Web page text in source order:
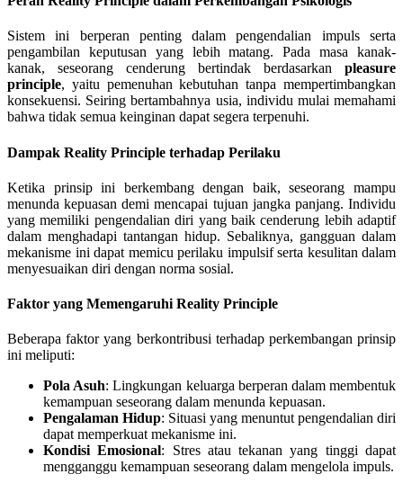
Sistem ini berperan penting dalam pengendalian impuls serta
pengambilan keputusan yang lebih matang. Pada masa kanak-
kanak, seseorang cenderung bertindak berdasarkan pleasure
principle, yaitu pemenuhan kebutuhan tanpa mempertimbangkan
konsekuensi. Seiring bertambahnya usia, individu mulai memahami
bahwa tidak semua keinginan dapat segera terpenuhi.
Dampak Reality Principle terhadap Perilaku
Ketika prinsip ini berkembang dengan baik, seseorang mampu
menunda kepuasan demi mencapai tujuan jangka panjang. Individu
yang memiliki pengendalian diri yang baik cenderung lebih adaptif
dalam menghadapi tantangan hidup. Sebaliknya, gangguan dalam
mekanisme ini dapat memicu perilaku impulsif serta kesulitan dalam
menyesuaikan diri dengan norma sosial.
Faktor yang Memengaruhi Reality Principle
Beberapa faktor yang berkontribusi terhadap perkembangan prinsip
ini meliputi:
Pola Asuh: Lingkungan keluarga berperan dalam membentuk
kemampuan seseorang dalam menunda kepuasan.
Pengalaman Hidup: Situasi yang menuntut pengendalian diri
dapat memperkuat mekanisme ini.
Kondisi Emosional: Stres atau tekanan yang tinggi dapat
mengganggu kemampuan seseorang dalam mengelola impuls.